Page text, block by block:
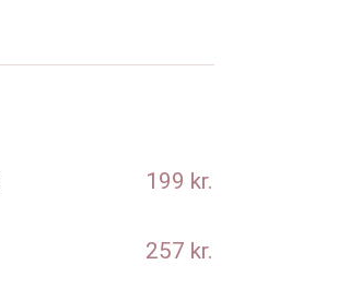
199 kr.
257 kr.